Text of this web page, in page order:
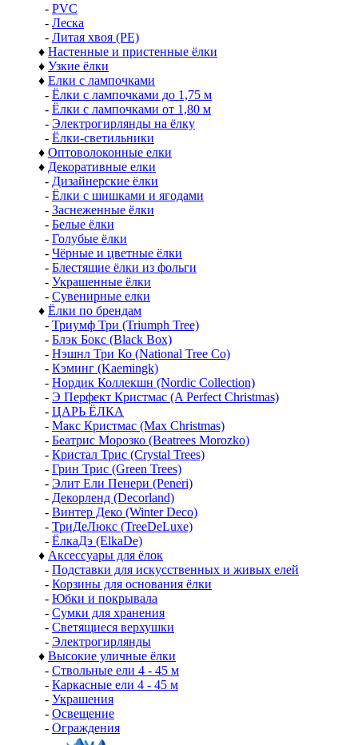
- PVC
- Леска
- Литая хвоя (РЕ)
♦ Настенные и пристенные ёлки
♦ Узкие ёлки
♦ Елки с лампочками
- Ёлки с лампочками до 1,75 м
- Ёлки с лампочками от 1,80 м
- Электрогирлянды на ёлку
- Ёлки-светильники
♦ Оптоволоконные елки
♦ Декоративные елки
- Дизайнерские ёлки
- Ёлки с шишками и ягодами
- Заснеженные ёлки
- Белые ёлки
- Голубые ёлки
- Чёрные и цветные ёлки
- Блестящие ёлки из фольги
- Украшенные ёлки
- Сувенирные елки
♦ Ёлки по брендам
- Триумф Три (Triumph Tree)
- Блэк Бокс (Black Box)
- Нэшнл Три Ко (National Tree Co)
- Кэминг (Kaemingk)
- Нордик Коллекшн (Nordic Collection)
- Э Перфект Кристмас (A Perfect Christmas)
- ЦАРЬ ЁЛКА
- Макс Кристмас (Max Christmas)
- Беатрис Морозко (Beatrees Morozko)
- Кристал Трис (Crystal Trees)
- Грин Трис (Green Trees)
- Элит Ели Пенери (Peneri)
- Декорленд (Decorland)
- Винтер Деко (Winter Deco)
- ТриДеЛюкс (TreeDeLuxe)
- ЁлкаДэ (ElkaDe)
♦ Аксессуары для ёлок
- Подставки для искусственных и живых елей
- Корзины для основания ёлки
- Юбки и покрывала
- Сумки для хранения
- Светящиеся верхушки
- Электрогирлянды
♦ Высокие уличные ёлки
- Ствольные ели 4 - 45 м
- Каркасные ели 4 - 45 м
- Украшения
- Освещение
- Ограждения